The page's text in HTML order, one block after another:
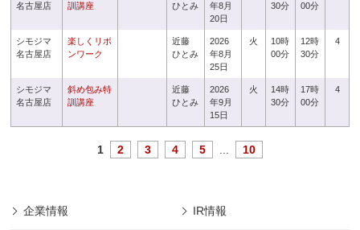
名古屋店
訓講座
ひとみ
年8月
20日
30分
00分
シモジマ
名古屋店
楽しくリボ
ンワーク
近藤
ひとみ
2026
年8月
25日
火
10時
00分
12時
30分
4
シモジマ
名古屋店
斜め包み特
訓講座
近藤
ひとみ
2026
年9月
15日
火
14時
30分
17時
00分
4
1 2 3 4 5 10
企業情報 IR情報